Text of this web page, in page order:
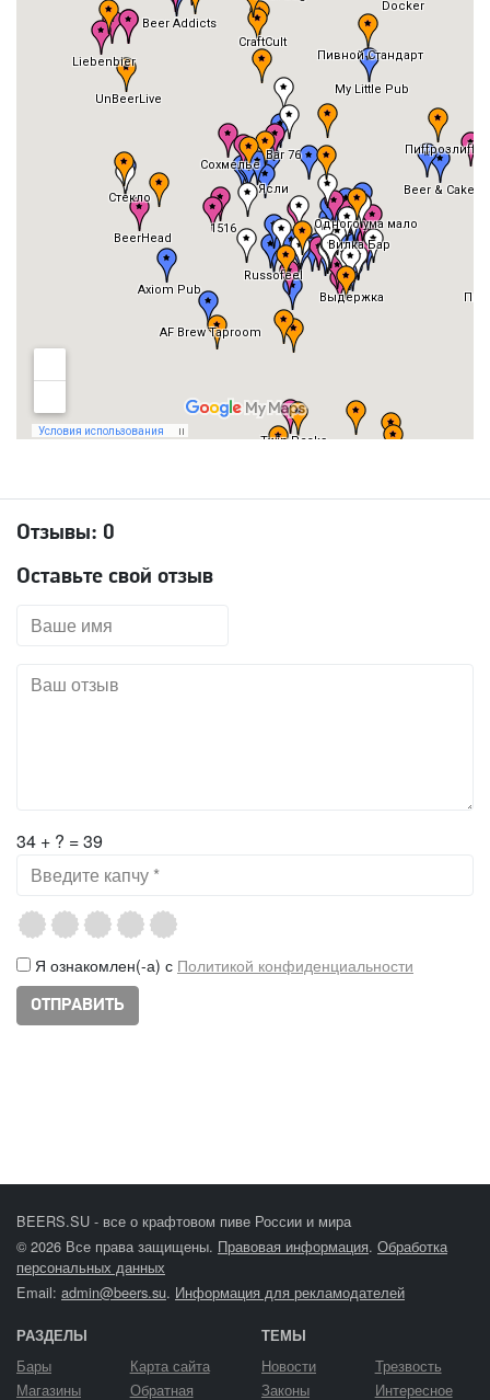
Отзывы: 0
Оставьте свой отзыв
34 + ? = 39
Я ознакомлен(-а) с Политикой конфиденциальности
BEERS.SU - все о крафтовом пиве России и мира
© 2026 Все права защищены. Правовая информация. Обработка
персональных данных
Email: admin@beers.su. Информация для рекламодателей
РАЗДЕЛЫ
Бары
Магазины
Карта сайта
Обратная
ТЕМЫ
Новости
Законы
Трезвость
Интересное